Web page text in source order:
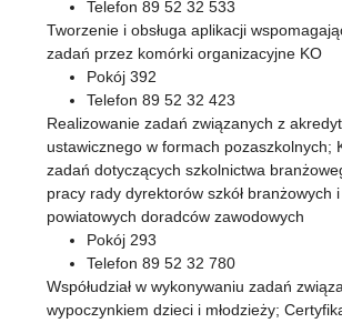
Telefon 89 52 32 533
Tworzenie i obsługa aplikacji
zadań przez komórki organizacyjne KO
Pokój 392
Telefon 89 52 32 423
Realizowanie zadań związanych z
ustawicznego w formach pozaszkolnych;
zadań dotyczących szkolnictwa
pracy rady dyrektorów szkół branżowych i
powiatowych doradców zawodowych
Pokój 293
Telefon 89 52 32 780
Współudział w wykonywaniu zadań
wypoczynkiem dzieci i młodzieży;